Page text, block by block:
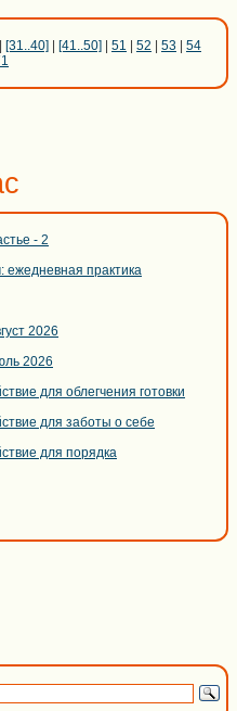
[31..40] [41..50] 51 52 53
54
- 2
ежедневная практика
2026
2026
для облегчения готовки
для заботы о себе
для порядка